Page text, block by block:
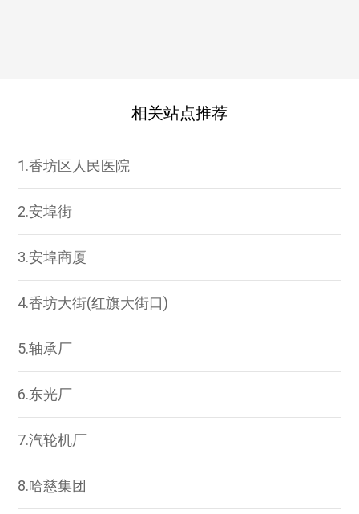
相关站点推荐
1.香坊区人民医院
2.安埠街
3.安埠商厦
4.香坊大街(红旗大街口)
5.轴承厂
6.东光厂
7.汽轮机厂
8.哈慈集团